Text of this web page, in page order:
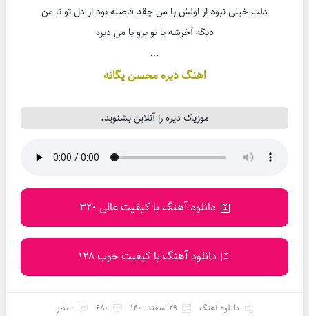
دلت خیلی نبود از اولش با من چقد فاصله بود از دل تو تا من
دیگه آخرشه یا تو برو یا من دیره
…
اهنگ دیره محسن یگانه
موزیک دیره را آنلاین بشنوید.
دانلود آهنگ با کیفیت عالی 320
دانلود آهنگ با کیفیت خوب 128
دانلود آهنگ 29 اسفند 1400 680 0 نظر